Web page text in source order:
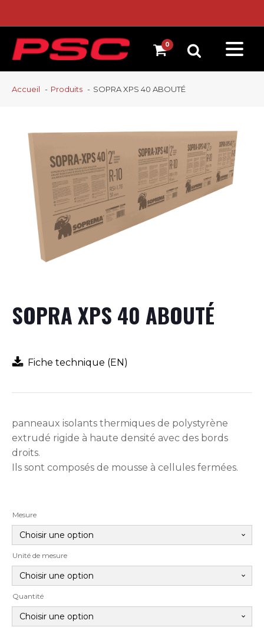
Accueil Produits SOPRA XPS 40 ABOUTÉ
SOPRA XPS 40 ABOUTÉ
Fiche technique (EN)
panneaux isolants thermiques de polystyrène
extrudé rigide à haute densité avec des bords
droits.
Ils sont composés de mousse à cellules fermées.
Mesure
Unité de mesure
Quantité